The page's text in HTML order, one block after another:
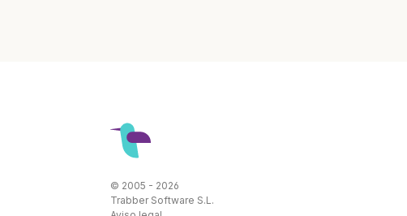
© 2005 - 2026
Trabber Software S.L.